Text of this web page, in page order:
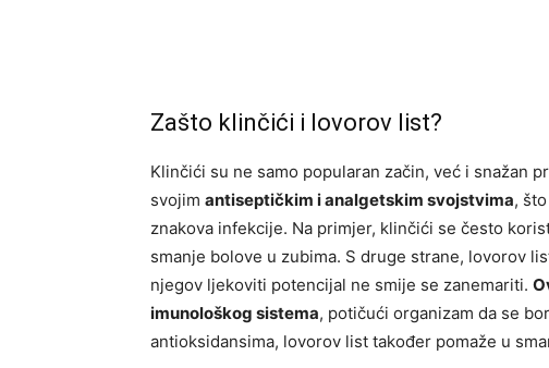
Zašto klinčići i lovorov list?
Klinčići su ne samo popularan začin, već i snažan
svojim antiseptičkim i analgetskim svojstvima,
znakova infekcije. Na primjer, klinčići se često
smanje bolove u zubima. S druge strane, lovorov
njegov ljekoviti potencijal ne smije se zanemariti.
imunološkog sistema, potičući organizam da se
antioksidansima, lovorov list također pomaže u